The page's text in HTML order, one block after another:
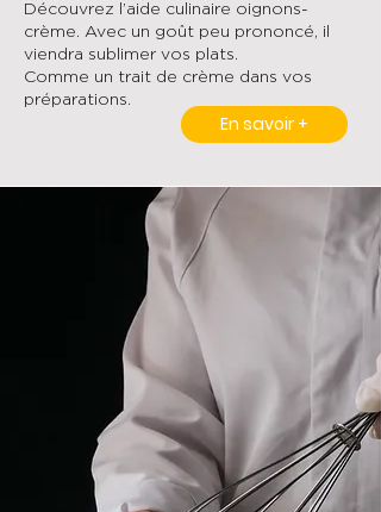
Découvrez l’aide culinaire oignons-
crème. Avec un goût peu prononcé, il
viendra sublimer vos plats.
Comme un trait de crème dans vos
préparations.
En savoir +